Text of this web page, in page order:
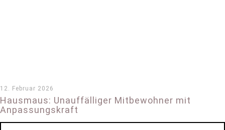
12. Februar 2026
Hausmaus: Unauffälliger Mitbewohner mit
Anpassungskraft